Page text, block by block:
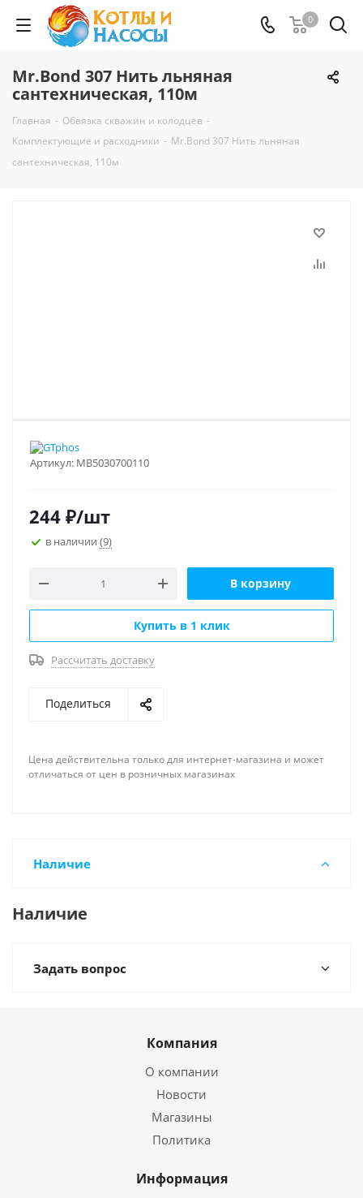
0
Mr.Bond 307 Нить льняная
сантехническая, 110м
Главная - Обвязка скважин и колодцев -
Комплектующие и расходники - Mr.Bond 307 Нить льняная
сантехническая, 110м
Артикул: МВ5030700110
244 ₽/шт
в наличии (9)
В корзину
Купить в 1 клик
Рассчитать доставку
Поделиться
Цена действительна только для интернет-магазина и может
отличаться от цен в розничных магазинах
Наличие
Наличие
Задать вопрос
Компания
О компании
Новости
Магазины
Политика
Информация